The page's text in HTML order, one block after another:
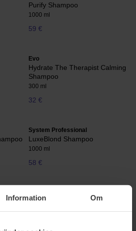
Information Om
Purify Shampoo
1000 ml
59 €
Evo
Hydrate The Therapist Calming
Shampoo
300 ml
32 €
System Professional
LuxeBlond Shampoo
1000 ml
58 €
Death Valley Dry Shampoo
223 ml